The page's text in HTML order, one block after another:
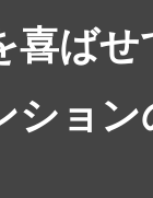
喜ばせ
ション